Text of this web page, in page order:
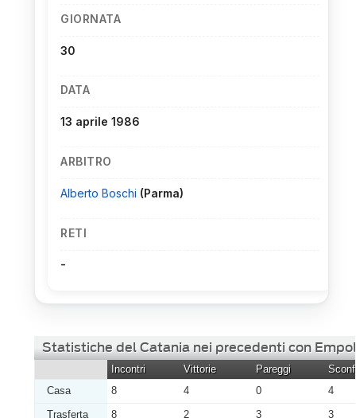
GIORNATA
30
DATA
13 aprile 1986
ARBITRO
Alberto Boschi (Parma)
RETI
-
Statistiche del Catania nei precedenti con
Incontri Vittorie Pareggi
Casa
8 4 0
4
Trasferta
8 2 3
3